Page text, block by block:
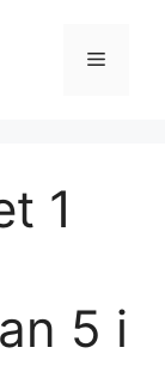
Meny
1
5 i